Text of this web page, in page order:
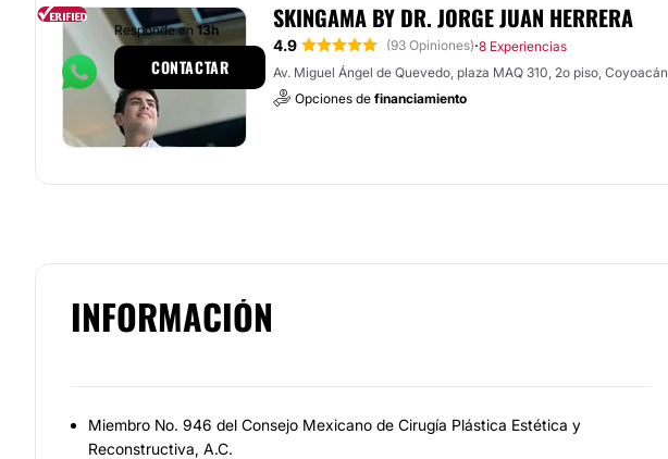
SKINGAMA BY DR. JORGE JUAN HERRERA
4.9 (93 Opiniones)·8 Experiencias
Av. Miguel Ángel de Quevedo, plaza MAQ 310, 2o piso, Coyoacán
Opciones de financiamiento
Responde en 13h
CONTACTAR
INFORMACIÓN
Miembro No. 946 del Consejo Mexicano de Cirugía Plástica Estética y
Reconstructiva, A.C.